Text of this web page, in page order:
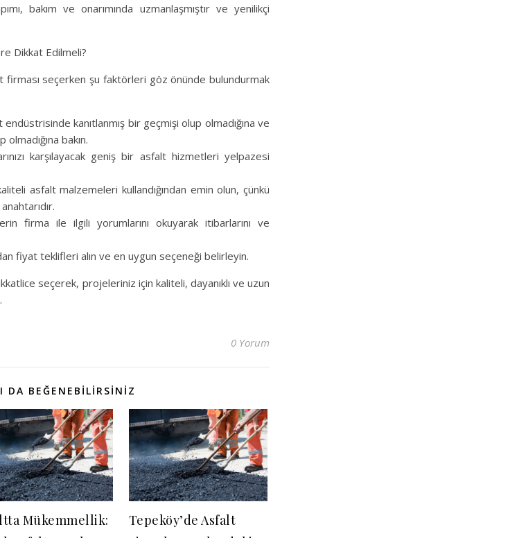
bakım ve onarımında uzmanlaşmıştır ve yenilikçi
Dikkat Edilmeli?
firması seçerken şu faktörleri göz önünde bulundurmak
kanıtlanmış bir geçmişi olup olmadığına ve
bakın.
karşılayacak geniş bir asfalt hizmetleri yelpazesi
asfalt malzemeleri kullandığından emin olun, çünkü
firma ile ilgili yorumlarını okuyarak itibarlarını ve
fiyat teklifleri alın ve en uygun seçeneği belirleyin.
seçerek, projeleriniz için kaliteli, dayanıklı ve uzun
0 Yorum
DA BEĞENEBILIRSINIZ
Mükemmellik:
Tepeköy’de Asfalt